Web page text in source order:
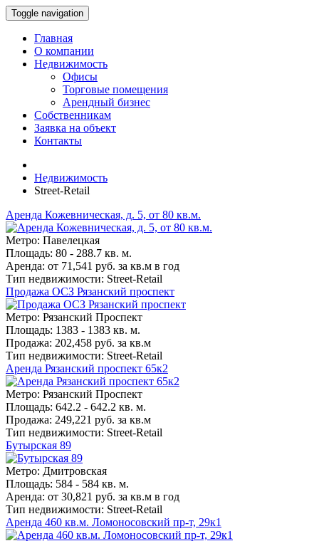
Toggle navigation
Главная
О компании
Недвижимость
Офисы
Торговые помещения
Арендный бизнес
Собственникам
Заявка на объект
Контакты
Недвижимость
Street-Retail
Аренда Кожевническая, д. 5, от 80 кв.м.
Метро: Павелецкая
Площадь: 80 - 288.7 кв. м.
Аренда: от 71,541 руб. за кв.м в год
Тип недвижимости: Street-Retail
Продажа ОСЗ Рязанский проспект
Метро: Рязанский Проспект
Площадь: 1383 - 1383 кв. м.
Продажа: 202,458 руб. за кв.м
Тип недвижимости: Street-Retail
Аренда Рязанский проспект 65к2
Метро: Рязанский Проспект
Площадь: 642.2 - 642.2 кв. м.
Продажа: 249,221 руб. за кв.м
Тип недвижимости: Street-Retail
Бутырская 89
Метро: Дмитровская
Площадь: 584 - 584 кв. м.
Аренда: от 30,821 руб. за кв.м в год
Тип недвижимости: Street-Retail
Аренда 460 кв.м. Ломоносовский пр-т, 29к1